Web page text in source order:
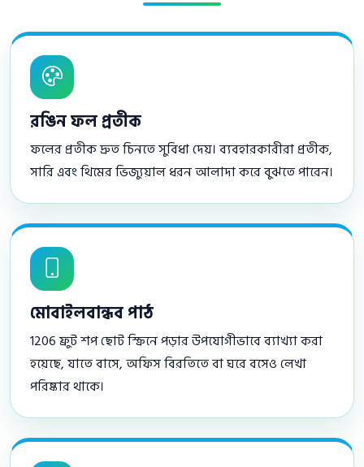
রঙিন ফল প্রতীক
ফলের প্রতীক দ্রুত চিনতে সুবিধা দেয়। ব্যবহারকারীরা প্রতীক,
সারি এবং থিমের ভিজ্যুয়াল ধরন আলাদা করে বুঝতে পারেন।
মোবাইলবান্ধব পাঠ
1206 ফ্রুট শপ ছোট স্ক্রিনে পড়ার উপযোগীভাবে ব্যাখ্যা করা
হয়েছে, যাতে বাসে, অফিস বিরতিতে বা ঘরে বসেও লেখা
পরিষ্কার থাকে।